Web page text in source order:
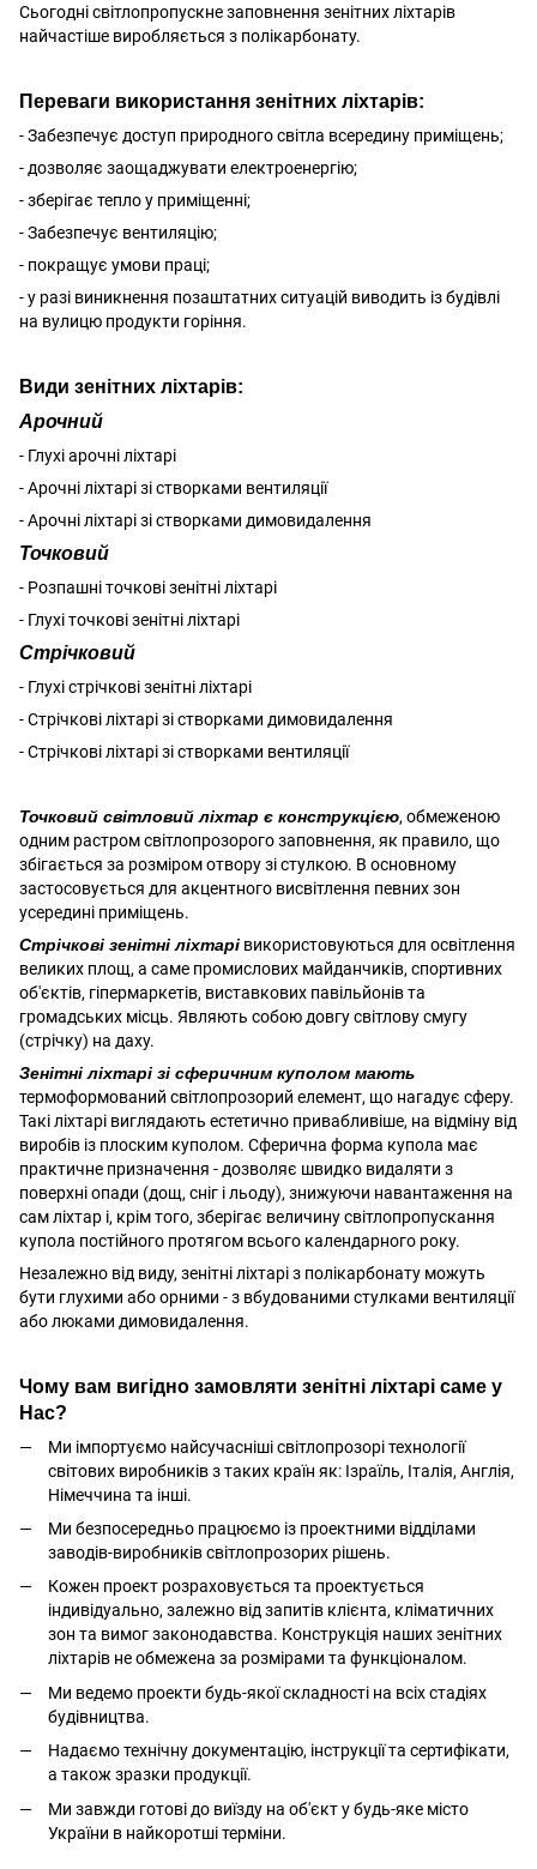
Сьогодні світлопропускне заповнення зенітних ліхтарів
найчастіше виробляється з полікарбонату.
Переваги використання зенітних ліхтарів:
- Забезпечує доступ природного світла всередину приміщень;
- дозволяє заощаджувати електроенергію;
- зберігає тепло у приміщенні;
- Забезпечує вентиляцію;
- покращує умови праці;
- у разі виникнення позаштатних ситуацій виводить із будівлі
на вулицю продукти горіння.
Види зенітних ліхтарів:
Арочний
- Глухі арочні ліхтарі
- Арочні ліхтарі зі створками вентиляції
- Арочні ліхтарі зі створками димовидалення
Точковий
- Розпашні точкові зенітні ліхтарі
- Глухі точкові зенітні ліхтарі
Стрічковий
- Глухі стрічкові зенітні ліхтарі
- Стрічкові ліхтарі зі створками димовидалення
- Стрічкові ліхтарі зі створками вентиляції
Точковий світловий ліхтар є конструкцією, обмеженою
одним растром світлопрозорого заповнення, як правило, що
збігається за розміром отвору зі стулкою. В основному
застосовується для акцентного висвітлення певних зон
усередині приміщень.
Стрічкові зенітні ліхтарі використовуються для освітлення
великих площ, а саме промислових майданчиків, спортивних
об'єктів, гіпермаркетів, виставкових павільйонів та
громадських місць. Являють собою довгу світлову смугу
(стрічку) на даху.
Зенітні ліхтарі зі сферичним куполом мають
термоформований світлопрозорий елемент, що нагадує сферу.
Такі ліхтарі виглядають естетично привабливіше, на відміну від
виробів із плоским куполом. Сферична форма купола має
практичне призначення - дозволяє швидко видаляти з
поверхні опади (дощ, сніг і льоду), знижуючи навантаження на
сам ліхтар і, крім того, зберігає величину світлопропускання
купола постійного протягом всього календарного року.
Незалежно від виду, зенітні ліхтарі з полікарбонату можуть
бути глухими або орними - з вбудованими стулками вентиляції
або люками димовидалення.
Чому вам вигідно замовляти зенітні ліхтарі саме у
Нас?
Ми імпортуємо найсучасніші світлопрозорі технології
світових виробників з таких країн як: Ізраїль, Італія, Англія,
Німеччина та інші.
Ми безпосередньо працюємо із проектними відділами
заводів-виробників світлопрозорих рішень.
Кожен проект розраховується та проектується
індивідуально, залежно від запитів клієнта, кліматичних
зон та вимог законодавства. Конструкція наших зенітних
ліхтарів не обмежена за розмірами та функціоналом.
Ми ведемо проекти будь-якої складності на всіх стадіях
будівництва.
Надаємо технічну документацію, інструкції та сертифікати,
а також зразки продукції.
Ми завжди готові до виїзду на об'єкт у будь-яке місто
України в найкоротші терміни.